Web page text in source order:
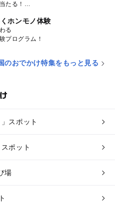
たる！
ホンモノ体験
る
プログラム！
のおでかけ特集をもっと見る
スポット
ポット
場